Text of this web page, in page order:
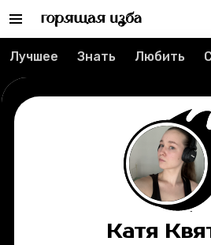
Редакция
Реклама
Лучшее Знать Любить
Катя